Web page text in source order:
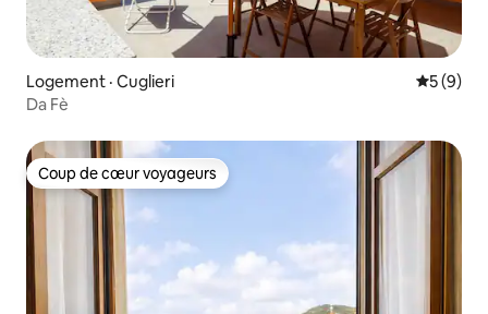
Logement · Cuglieri Note
5 (9)
Da Fè
Coup de cœur voyageurs
Coup de cœur voyageurs